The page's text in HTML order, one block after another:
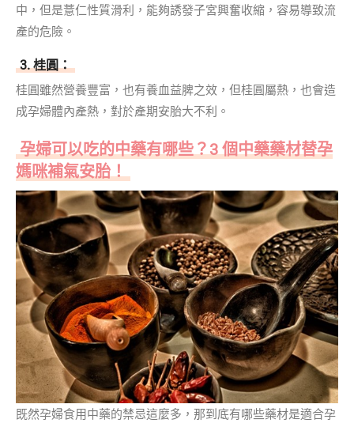
中，但是薏仁性質滑利，能夠誘發子宮興奮收縮，容易導致流
產的危險。
3. 桂圓：
桂圓雖然營養豐富，也有養血益脾之效，但桂圓屬熱，也會造
成孕婦體內產熱，對於產期安胎大不利。
孕婦可以吃的中藥有哪些？3 個中藥藥材替孕
媽咪補氣安胎！
既然孕婦食用中藥的禁忌這麼多，那到底有哪些藥材是適合孕